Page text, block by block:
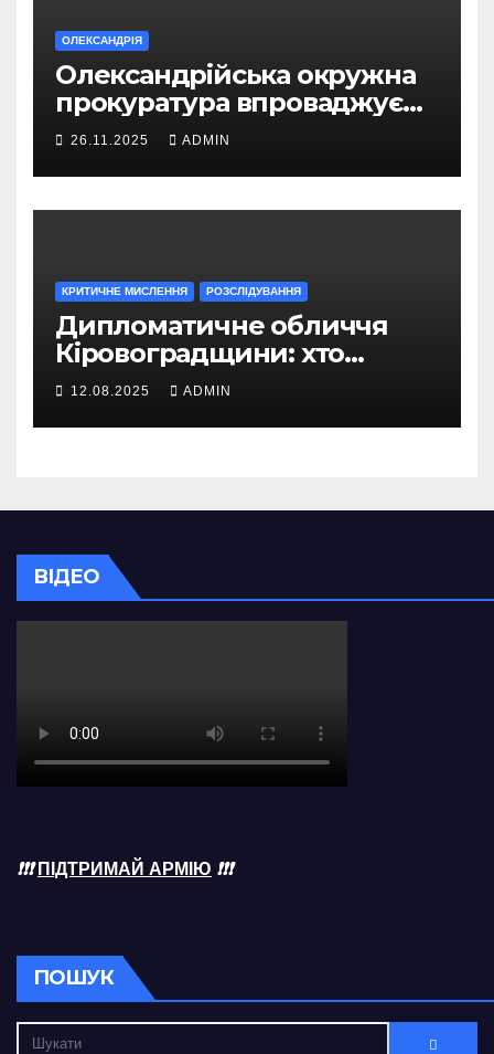
ОЛЕКСАНДРІЯ
Олександрійська окружна
прокуратура впроваджує
безбар’єрний доступ для
26.11.2025 ADMIN
КРИТИЧНЕ МИСЛЕННЯ РОЗСЛІДУВАННЯ
Дипломатичне обличчя
Кіровоградщини: хто
представляє Україну за
12.08.2025 ADMIN
ВІДЕО
❗❗❗ ПІДТРИМАЙ АРМІЮ ❗❗❗
ПОШУК